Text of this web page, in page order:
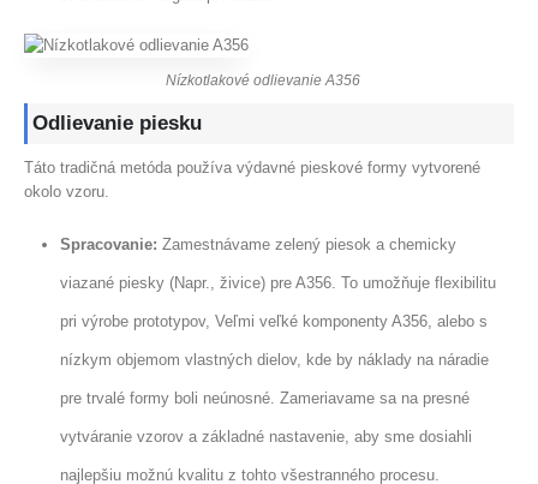
Nízkotlakové odlievanie A356
Odlievanie piesku
Táto tradičná metóda používa výdavné pieskové formy vytvorené
okolo vzoru.
Spracovanie: Zamestnávame zelený piesok a chemicky
viazané piesky (Napr., živice) pre A356. To umožňuje flexibilitu
pri výrobe prototypov, Veľmi veľké komponenty A356, alebo s
nízkym objemom vlastných dielov, kde by náklady na náradie
pre trvalé formy boli neúnosné. Zameriavame sa na presné
vytváranie vzorov a základné nastavenie, aby sme dosiahli
najlepšiu možnú kvalitu z tohto všestranného procesu.